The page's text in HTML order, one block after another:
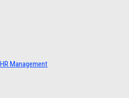
Management